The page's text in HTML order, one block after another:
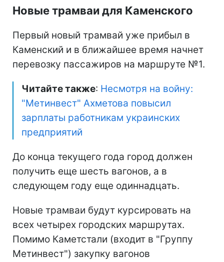
Новые трамваи для Каменского
Первый новый трамвай уже прибыл в
Каменский и в ближайшее время начнет
перевозку пассажиров на маршруте №1.
Читайте также: Несмотря на войну:
"Метинвест" Ахметова повысил
зарплаты работникам украинских
предприятий
До конца текущего года город должен
получить еще шесть вагонов, а в
следующем году еще одиннадцать.
Новые трамваи будут курсировать на
всех четырех городских маршрутах.
Помимо Каметстали (входит в "Группу
Метинвест") закупку вагонов